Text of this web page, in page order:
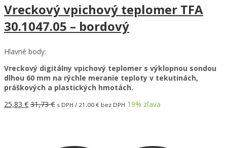
Vreckový vpichový teplomer TFA
30.1047.05 – bordový
Hlavné body:
Vreckový digitálny vpichový teplomer s výklopnou sondou
dlhou 60 mm na rýchle meranie teploty v tekutinách,
práškových a plastických hmotách.
25,83 € 31,73€ s DPH / 21,00 € bez DPH 19% zľava